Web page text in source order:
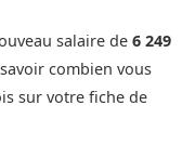
salaire de 6 249
combien vous
sur votre fiche de